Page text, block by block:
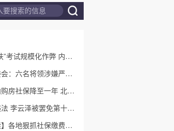
私房课
河南“三支一扶”考试规模化作弊 内外勾结提前获取试卷
全国人大常委会：六名将领涉嫌严重违纪违法 被罢免全国人大代表
非京籍五环内购房社保降至一年 北京市公积金最高可贷340万元
因严重违纪违法 李云泽被罢免第十四届全国人大代表职务
【周刊提前读】各地狠抓社保缴费基数 合规与企业减负如何平衡？